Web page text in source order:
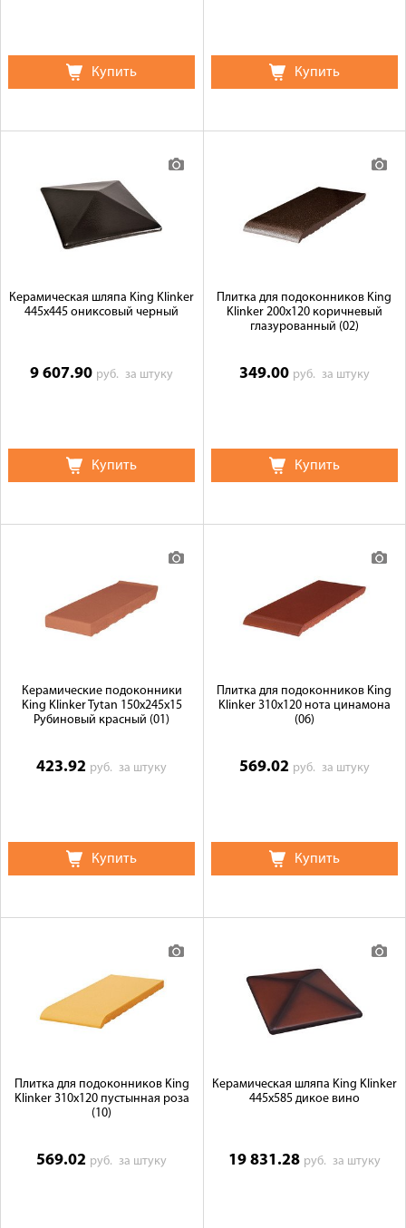
Купить Купить
Керамическая шляпа King Klinker
445х445 ониксовый черный
9 607.90 руб.за штуку
Купить
Плитка для подоконников King
Klinker 200х120 коричневый
глазурованный (02)
349.00 руб. за штуку
Купить
Керамические подоконники
King Klinker Tytan 150x245x15
Рубиновый красный (01)
423.92 руб.за штуку
Купить
Плитка для подоконников King
Klinker 310х120 нота цинамона
(06)
569.02 руб. за штуку
Купить
Плитка для подоконников King
Klinker 310х120 пустынная роза
(10)
569.02 руб.за штуку
Керамическая шляпа King Klinker
445х585 дикое вино
19 831.28 руб. за штуку